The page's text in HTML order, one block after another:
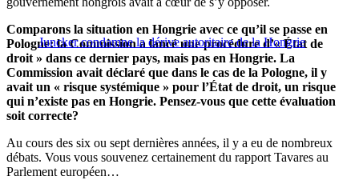
Juncker condamne la dérive autoritaire de la Hongrie
Comparons la situation en Hongrie avec ce qu’il se passe en
Pologne: la Commission a lancé une procédure d’« État de
droit » dans ce dernier pays, mais pas en Hongrie. La
Commission avait déclaré que dans le cas de la Pologne, il y
avait un « risque systémique » pour l’État de droit, un risque
qui n’existe pas en Hongrie. Pensez-vous que cette évaluation
soit correcte?
Au cours des six ou sept dernières années, il y a eu de nombreux
débats. Vous vous souvenez certainement du rapport Tavares au
Parlement européen…